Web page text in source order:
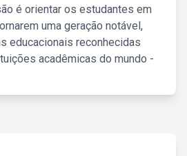
é orientar os estudantes em
uma geração notável,
educacionais reconhecidas
acadêmicas do mundo -